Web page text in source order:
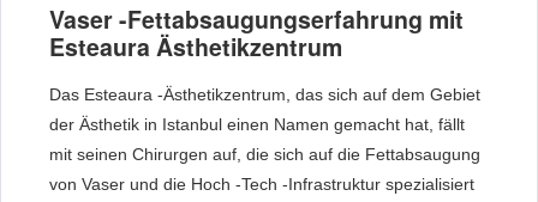
Vaser -Fettabsaugungserfahrung mit
Esteaura Ästhetikzentrum
Das Esteaura -Ästhetikzentrum, das sich auf dem Gebiet
der Ästhetik in Istanbul einen Namen gemacht hat, fällt
mit seinen Chirurgen auf, die sich auf die Fettabsaugung
von Vaser und die Hoch -Tech -Infrastruktur spezialisiert